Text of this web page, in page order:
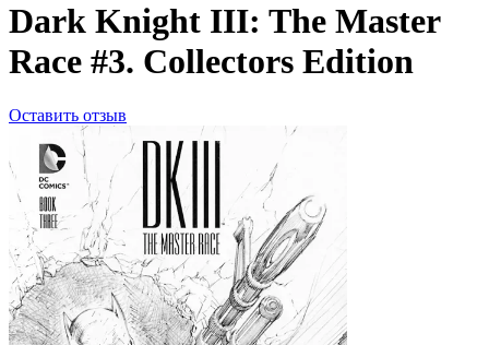
Dark Knight III: The Master
Race #3. Collectors Edition
Оставить отзыв